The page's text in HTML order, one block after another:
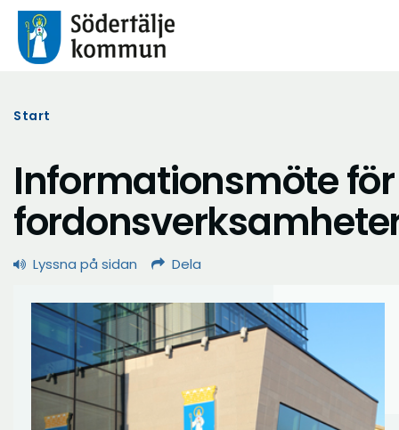
Start
Informationsmöte för
Lyssna på sidan Dela